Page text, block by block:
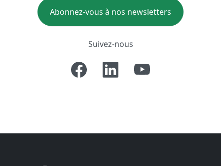
Abonnez-vous à nos newsletters
Suivez-nous